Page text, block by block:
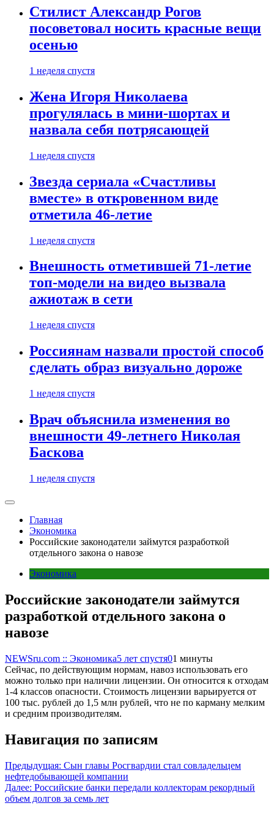
Стилист Александр Рогов
посоветовал носить красные вещи
осенью
1 неделя спустя
Жена Игоря Николаева
прогулялась в мини-шортах и
назвала себя потрясающей
1 неделя спустя
Звезда сериала «Счастливы
вместе» в откровенном виде
отметила 46-летие
1 неделя спустя
Внешность отметившей 71-летие
топ-модели на видео вызвала
ажиотаж в сети
1 неделя спустя
Россиянам назвали простой способ
сделать образ визуально дороже
1 неделя спустя
Врач объяснила изменения во
внешности 49-летнего Николая
Баскова
1 неделя спустя
Главная
Экономика
Российские законодатели займутся разработкой
отдельного закона о навозе
Экономика
Российские законодатели займутся
разработкой отдельного закона о
навозе
NEWSru.com :: Экономика5 лет спустя01 минуты
Сейчас, по действующим нормам, навоз использовать его
можно только при наличии лицензии. Он относится к отходам
1-4 классов опасности. Стоимость лицензии варьируется от
100 тыс. рублей до 1,5 млн рублей, что не по карману мелким
и средним производителям.
Навигация по записям
Предыдущая: Сын главы Росгвардии стал совладельцем
нефтедобывающей компании
Далее: Российские банки передали коллекторам рекордный
объем долгов за семь лет